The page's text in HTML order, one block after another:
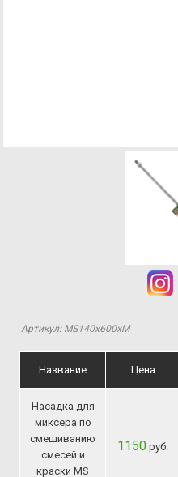
Артикул: MS140х600хM
Название Цена
Насадка для
миксера по
смешиванию
смесей и
краски MS
1150 руб.